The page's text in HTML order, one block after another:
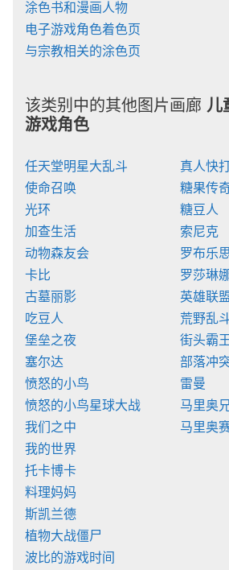
涂色书和漫画人物
电子游戏角色着色页
与宗教相关的涂色页
该类别中的其他图片画廊 儿
游戏角色
任天堂明星大乱斗
使命召唤
光环
加查生活
动物森友会
卡比
古墓丽影
吃豆人
堡垒之夜
塞尔达
愤怒的小鸟
愤怒的小鸟星球大战
我们之中
我的世界
托卡博卡
料理妈妈
斯凯兰德
植物大战僵尸
波比的游戏时间
真人快
糖果传
糖豆人
索尼克
罗布乐
罗莎琳
英雄联
荒野乱
街头霸王
部落冲
雷曼
马里奥
马里奥